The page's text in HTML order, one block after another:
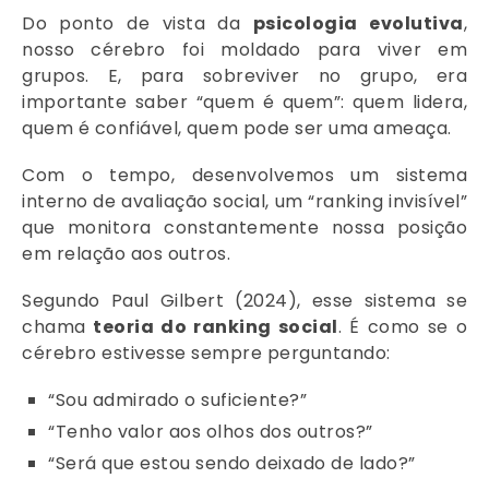
Do ponto de vista da psicologia evolutiva,
nosso cérebro foi moldado para viver em
grupos. E, para sobreviver no grupo, era
importante saber “quem é quem”: quem lidera,
quem é confiável, quem pode ser uma ameaça.
Com o tempo, desenvolvemos um sistema
interno de avaliação social, um “ranking invisível”
que monitora constantemente nossa posição
em relação aos outros.
Segundo Paul Gilbert (2024), esse sistema se
chama teoria do ranking social. É como se o
cérebro estivesse sempre perguntando:
“Sou admirado o suficiente?”
“Tenho valor aos olhos dos outros?”
“Será que estou sendo deixado de lado?”